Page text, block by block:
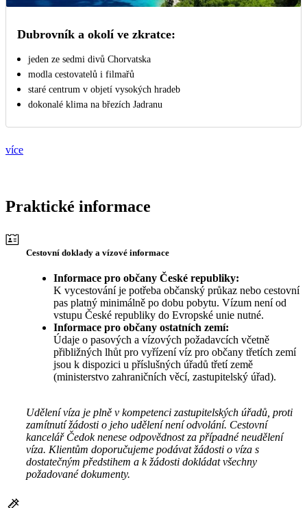
Dubrovník a okolí ve zkratce:
jeden ze sedmi divů Chorvatska
modla cestovatelů i filmařů
staré centrum v objetí vysokých hradeb
dokonalé klima na březích Jadranu
více
Praktické informace
Cestovní doklady a vízové informace
Informace pro občany České republiky:
K vycestování je potřeba občanský průkaz nebo cestovní
pas platný minimálně po dobu pobytu. Vízum není od
vstupu České republiky do Evropské unie nutné.
Informace pro občany ostatních zemí:
Údaje o pasových a vízových požadavcích včetně
přibližných lhůt pro vyřízení víz pro občany třetích zemí
jsou k dispozici u příslušných úřadů třetí země
(ministerstvo zahraničních věcí, zastupitelský úřad).
Udělení víza je plně v kompetenci zastupitelských úřadů, proti
zamítnutí žádosti o jeho udělení není odvolání. Cestovní
kancelář Čedok nenese odpovědnost za případné neudělení
víza. Klientům doporučujeme podávat žádosti o víza s
dostatečným předstihem a k žádosti dokládat všechny
požadované dokumenty.